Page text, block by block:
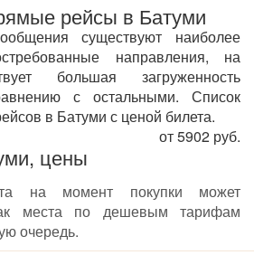
рейсы в Батуми
существуют наиболее
направления, на
большая загруженность
с остальными. Список
в Батуми с ценой билета.
от 5902 руб.
цены
на момент покупки может
места по дешевым тарифам
очередь.